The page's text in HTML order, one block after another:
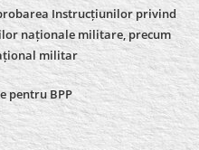
Instrucțiunilor privind
naționale militare, precum
militar
pentru BPP